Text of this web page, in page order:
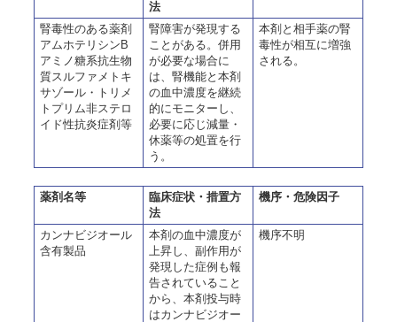
法
腎毒性のある薬剤
アムホテリシンB
アミノ糖系抗生物
質スルファメトキ
サゾール・トリメ
トプリム非ステロ
イド性抗炎症剤等
腎障害が発現する
ことがある。併用
が必要な場合に
は、腎機能と本剤
の血中濃度を継続
的にモニターし、
必要に応じ減量・
休薬等の処置を行
う。
本剤と相手薬の腎
毒性が相互に増強
される。
薬剤名等
臨床症状・措置方
法
機序・危険因子
カンナビジオール
含有製品
本剤の血中濃度が
上昇し、副作用が
発現した症例も報
告されていること
から、本剤投与時
はカンナビジオー
機序不明